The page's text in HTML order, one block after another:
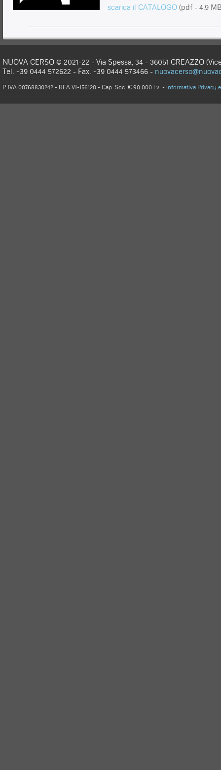
scarica il CATALOGO (pdf - 4,9
NUOVA CERSO © 2021-22 - Via Spessa, 34 - 36051 CREAZZO
Tel. +39 0444 572622 - Fax. +39 0444 573466 -
P.IVA 00768830242 - REA VI-156120 - Cap. Soc. € 90.000 i.v. - informativa Privacy